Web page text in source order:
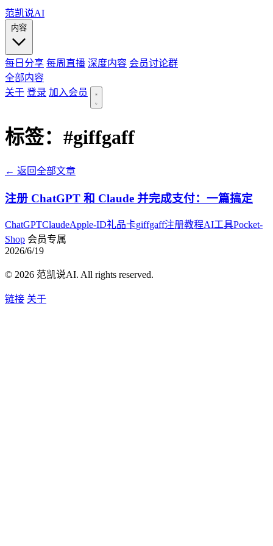
范凯说AI
每日分享 每周直播 深度内容 会员讨论群
全部内容
关于 登录 加入会员
标签： #giffgaff
← 返回全部文章
注册 ChatGPT 和 Claude 并完成支付：一篇搞定
ChatGPTClaudeApple-ID礼品卡giffgaff注册教程AI工具Pocket-
Shop 会员专属
2026/6/19
© 2026 范凯说AI. All rights reserved.
链接 关于